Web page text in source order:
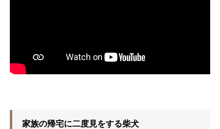
家族の帰宅に二度見をする柴犬